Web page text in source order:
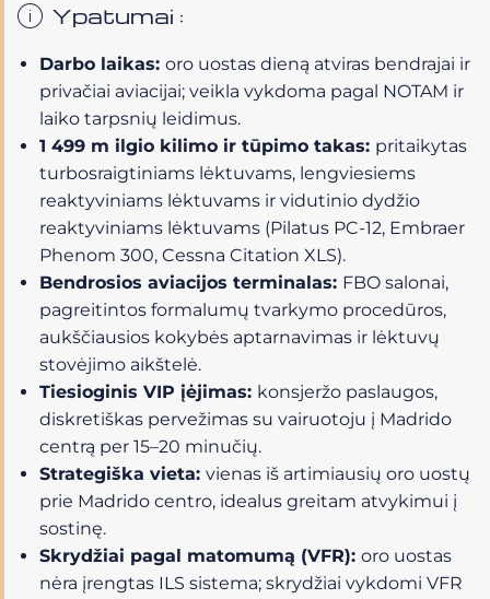
Ypatumai :
Darbo laikas: oro uostas dieną atviras bendrajai ir
privačiai aviacijai; veikla vykdoma pagal NOTAM ir
laiko tarpsnių leidimus.
1 499 m ilgio kilimo ir tūpimo takas: pritaikytas
turbosraigtiniams lėktuvams, lengviesiems
reaktyviniams lėktuvams ir vidutinio dydžio
reaktyviniams lėktuvams (Pilatus PC-12, Embraer
Phenom 300, Cessna Citation XLS).
Bendrosios aviacijos terminalas: FBO salonai,
pagreitintos formalumų tvarkymo procedūros,
aukščiausios kokybės aptarnavimas ir lėktuvų
stovėjimo aikštelė.
Tiesioginis VIP įėjimas: konsjeržo paslaugos,
diskretiškas pervežimas su vairuotoju į Madrido
centrą per 15–20 minučių.
Strategiška vieta: vienas iš artimiausių oro uostų
prie Madrido centro, idealus greitam atvykimui į
sostinę.
Skrydžiai pagal matomumą (VFR): oro uostas
nėra įrengtas ILS sistema; skrydžiai vykdomi VFR